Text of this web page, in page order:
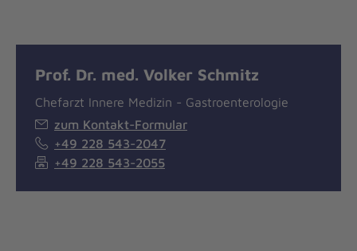
Prof. Dr. med. Volker Schmitz
Chefarzt Innere Medizin - Gastroenterologie
zum Kontakt-Formular
+49 228 543-2047
+49 228 543-2055